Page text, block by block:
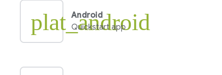
plat_android
Android
Quickstart app